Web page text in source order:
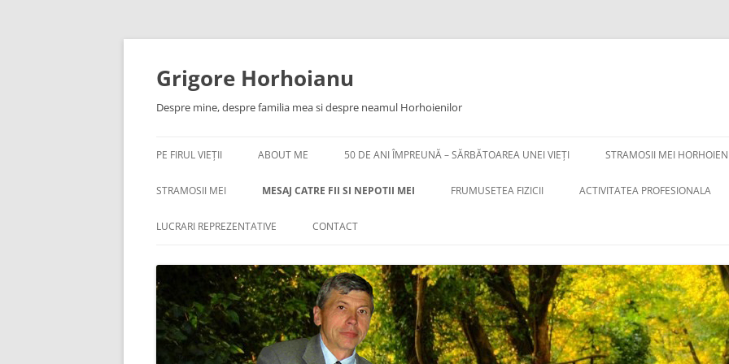
Skip
content
Grigore Horhoianu
Despre mine, despre familia mea si despre neamul Horhoienilor
PE FIRUL VIEȚII ABOUT ME 50 DE ANI ÎMPREUNĂ – SĂRBĂTOAREA UNEI VIEȚI STRAMOSII MEI
STRAMOSII MEI
IN MEMORIAM
TATĂL MEU
PETRECERE CU LĂUTARI
STRAMOSII MEI
MESAJ CATRE FII SI NEPOTII MEI
50 DE ANI ÎMPREUNĂ –
SCRISOAREA UNUI TATA CATRE
FIUL SAU
SCRISOAREA UNUI TATA CATRE
FIUL SAU (PARTEA 2A )
FRUMUSETEA FIZICII
CE A REUȘIT FIZICA CLASICĂ
TEORIA GENERALĂ A RELATIVITĂȚII
TEORIA RELATIVITAȚII RESTÂNSE
ACTIVITATEA PROFESIONALA
LUCRARI REPREZENTATIVE
CUVANT LA PENSIONARE
LISTA DE LUCRARI (PAG.1)
LUCRARI REPREZENTATIVE
ELEMENTE COMBUSTIBILE
NUCLEARE REALIZATE IN ROMANIA
LUCRARI PDF
CONTACT